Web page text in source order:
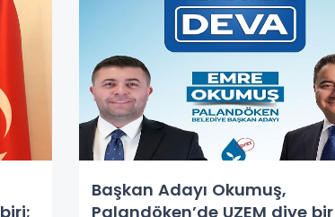
Başkan Adayı Okumuş,
Palandöken’de UZEM diye bir